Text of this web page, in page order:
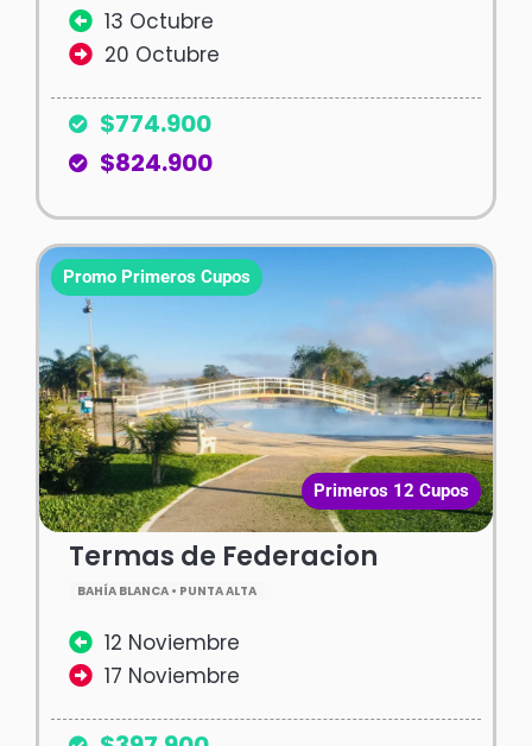
13 Octubre
20 Octubre
$774.900
$824.900
Termas de Federacion
BAHÍA BLANCA • PUNTA ALTA
12 Noviembre
17 Noviembre
Promo Primeros Cupos
Primeros 12 Cupos